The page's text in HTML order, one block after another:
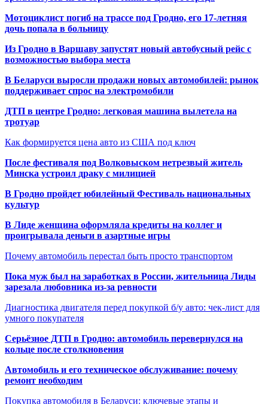
Мотоциклист погиб на трассе под Гродно, его 17-летняя
дочь попала в больницу
Из Гродно в Варшаву запустят новый автобусный рейс с
возможностью выбора места
В Беларуси выросли продажи новых автомобилей: рынок
поддерживает спрос на электромобили
ДТП в центре Гродно: легковая машина вылетела на
тротуар
Как формируется цена авто из США под ключ
После фестиваля под Волковыском нетрезвый житель
Минска устроил драку с милицией
В Гродно пройдет юбилейный Фестиваль национальных
культур
В Лиде женщина оформляла кредиты на коллег и
проигрывала деньги в азартные игры
Почему автомобиль перестал быть просто транспортом
Пока муж был на заработках в России, жительница Лиды
зарезала любовника из-за ревности
Диагностика двигателя перед покупкой б/у авто: чек-лист для
умного покупателя
Серьёзное ДТП в Гродно: автомобиль перевернулся на
кольце после столкновения
Автомобиль и его техническое обслуживание: почему
ремонт необходим
Покупка автомобиля в Беларуси: ключевые этапы и